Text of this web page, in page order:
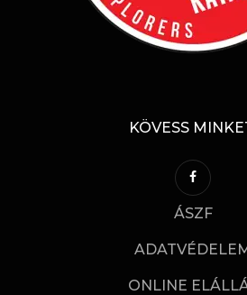
KÖVESS
ÁSZF
ONLINE